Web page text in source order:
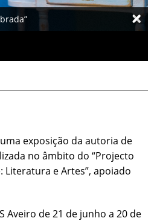
exposição da autoria de
no âmbito do “Projecto
Literatura e Artes”, apoiado
Aveiro de 21 de junho a 20 de